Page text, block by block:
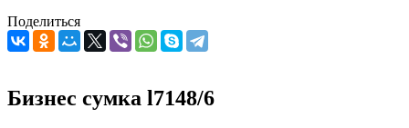
Поделиться
Бизнес сумка l7148/6